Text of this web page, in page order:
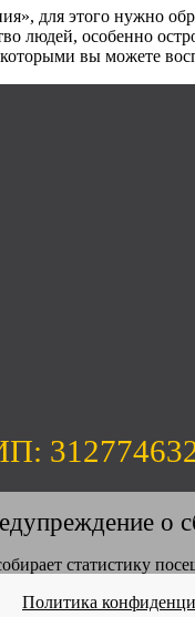
для этого нужно
людей, особенно
вы можете
о
статистику
Политика